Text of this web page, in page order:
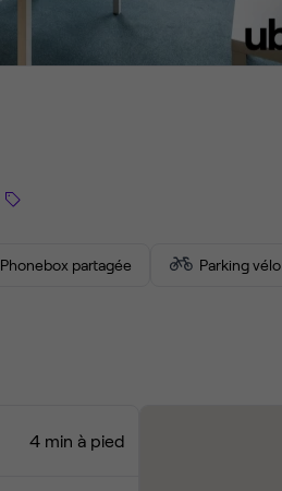
Phonebox partagée Parking vélo
4 min à pied